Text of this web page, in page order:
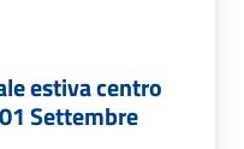
estiva centro
Settembre